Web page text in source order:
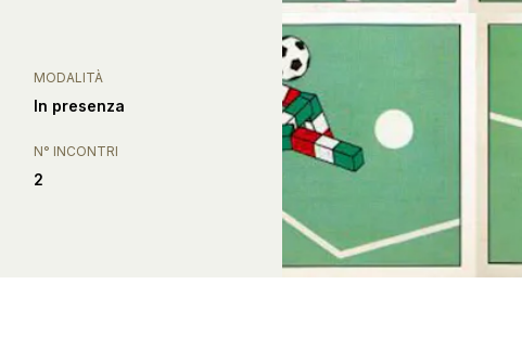
MODALITÀ
In presenza
N° INCONTRI
2